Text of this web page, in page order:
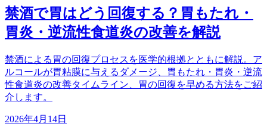
禁酒で胃はどう回復する？胃もたれ・
胃炎・逆流性食道炎の改善を解説
禁酒による胃の回復プロセスを医学的根拠とともに解説。ア
ルコールが胃粘膜に与えるダメージ、胃もたれ・胃炎・逆流
性食道炎の改善タイムライン、胃の回復を早める方法をご紹
介します。
2026年4月14日